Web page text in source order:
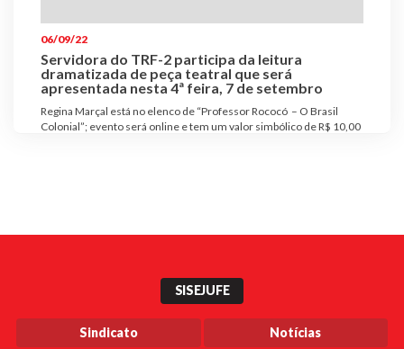
06/09/22
Servidora do TRF-2 participa da leitura
dramatizada de peça teatral que será
apresentada nesta 4ª feira, 7 de setembro
Regina Marçal está no elenco de “Professor Rococó – O Brasil
Colonial”; evento será online e tem um valor simbólico de R$ 10,00
SISEJUFE
Sindicato Notícias
Plano de Saúde
Assistência Funeral
Pós-graduação
Facebook InstagramTwitter Youtube Whatsapp